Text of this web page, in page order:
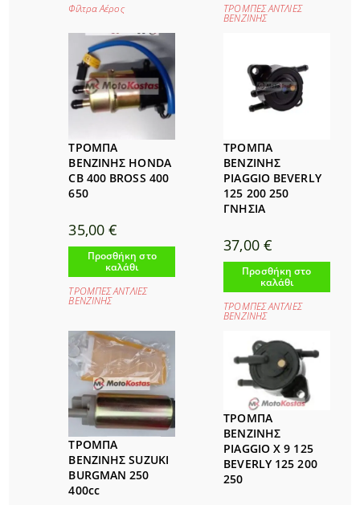
Φίλτρα Αέρος
ΤΡΟΜΠΕΣ ΑΝΤΛΙΕΣ
ΒΕΝΖΙΝΗΣ
ΤΡΟΜΠΑ
ΒΕΝΖΙΝΗΣ HONDA
CB 400 BROSS 400
650
35,00€
Προσθήκη στο
καλάθι
ΤΡΟΜΠΕΣ ΑΝΤΛΙΕΣ
ΒΕΝΖΙΝΗΣ
ΤΡΟΜΠΑ
ΒΕΝΖΙΝΗΣ
PIAGGIO BEVERLY
125 200 250
ΓΝΗΣΙΑ
37,00 €
Προσθήκη στο
καλάθι
ΤΡΟΜΠΕΣ ΑΝΤΛΙΕΣ
ΒΕΝΖΙΝΗΣ
ΤΡΟΜΠΑ
ΒΕΝΖΙΝΗΣ SUZUKI
BURGMAN 250
400cc
ΤΡΟΜΠΑ
ΒΕΝΖΙΝΗΣ
PIAGGIO X 9 125
BEVERLY 125 200
250